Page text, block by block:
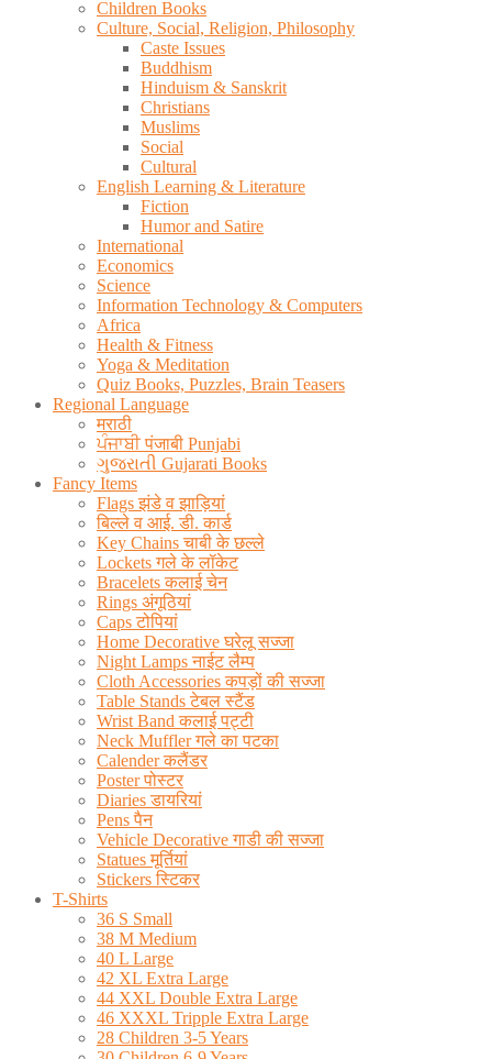
Children Books
Culture, Social, Religion, Philosophy
Caste Issues
Buddhism
Hinduism & Sanskrit
Christians
Muslims
Social
Cultural
English Learning & Literature
Fiction
Humor and Satire
International
Economics
Science
Information Technology & Computers
Africa
Health & Fitness
Yoga & Meditation
Quiz Books, Puzzles, Brain Teasers
Regional Language
मराठी
ਪੰਜਾਬੀ पंजाबी Punjabi
ગુજરાતી Gujarati Books
Fancy Items
Flags झंडे व झाड़ियां
बिल्ले व आई. डी. कार्ड
Key Chains चाबी के छल्ले
Lockets गले के लॉकेट
Bracelets कलाई चेन
Rings अंगूठियां
Caps टोपियां
Home Decorative घरेलू सज्जा
Night Lamps नाईट लैम्प
Cloth Accessories कपड़ों की सज्जा
Table Stands टेबल स्टैंड
Wrist Band कलाई पट्टी
Neck Muffler गले का पटका
Calender कलैंडर
Poster पोस्टर
Diaries डायरियां
Pens पैन
Vehicle Decorative गाडी की सज्जा
Statues मूर्तियां
Stickers स्टिकर
T-Shirts
36 S Small
38 M Medium
40 L Large
42 XL Extra Large
44 XXL Double Extra Large
46 XXXL Tripple Extra Large
28 Children 3-5 Years